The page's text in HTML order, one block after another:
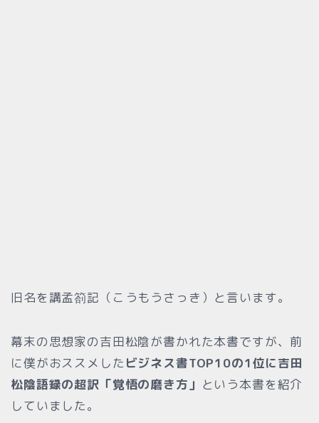
旧名を講孟箚記（こうもうさっき）と言います。
幕末の思想家の吉田松陰が書かれた本書ですが、前
に僕がおススメした ビジネス書TOP10の1位に吉田
松陰語録の超訳「覚悟の磨き方」 という本書を紹介
していました。